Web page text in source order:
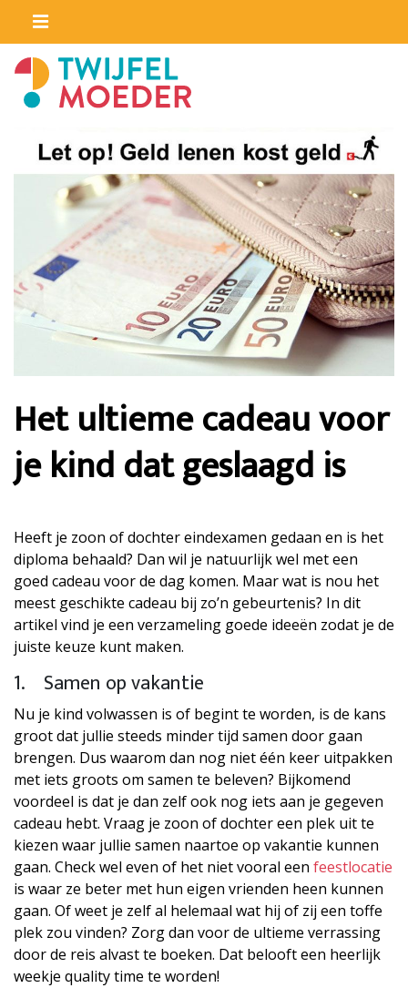
Het ultieme cadeau voor
je kind dat geslaagd is
Heeft je zoon of dochter eindexamen gedaan en is het
diploma behaald? Dan wil je natuurlijk wel met een
goed cadeau voor de dag komen. Maar wat is nou het
meest geschikte cadeau bij zo’n gebeurtenis? In dit
artikel vind je een verzameling goede ideeën zodat je de
juiste keuze kunt maken.
1. Samen op vakantie
Nu je kind volwassen is of begint te worden, is de kans
groot dat jullie steeds minder tijd samen door gaan
brengen. Dus waarom dan nog niet één keer uitpakken
met iets groots om samen te beleven? Bijkomend
voordeel is dat je dan zelf ook nog iets aan je gegeven
cadeau hebt. Vraag je zoon of dochter een plek uit te
kiezen waar jullie samen naartoe op vakantie kunnen
gaan. Check wel even of het niet vooral een feestlocatie
is waar ze beter met hun eigen vrienden heen kunnen
gaan. Of weet je zelf al helemaal wat hij of zij een toffe
plek zou vinden? Zorg dan voor de ultieme verrassing
door de reis alvast te boeken. Dat belooft een heerlijk
weekje quality time te worden!